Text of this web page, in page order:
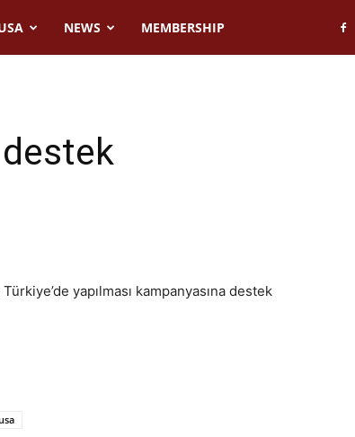
NEWS MEMBERSHIP
destek
yapılması kampanyasına destek